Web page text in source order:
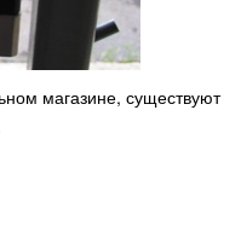
магазине, существуют